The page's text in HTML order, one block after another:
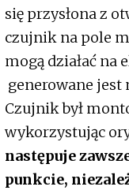
się przysłona z
czujnik na pole
mogą działać na
generowane jest
Czujnik był
wykorzystując
następuje
punkcie,